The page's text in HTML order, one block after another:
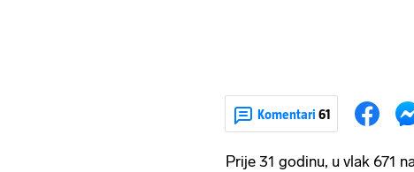
Komentari 61
Prije 31 godinu, u vlak 671